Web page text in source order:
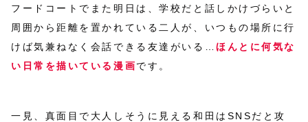
フードコートでまた明日は、学校だと話しかけづらいと
周囲から距離を置かれている二人が、いつもの場所に行
けば気兼ねなく会話できる友達がいる…ほんとに何気な
い日常を描いている漫画です。
一見、真面目で大人しそうに見える和田はSNSだと攻